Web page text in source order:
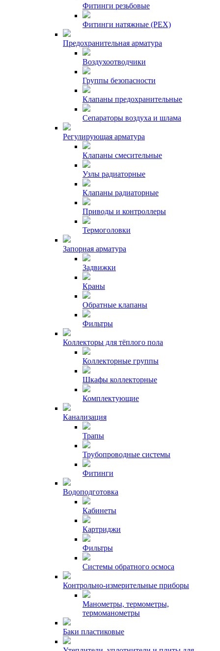
Фитинги резьбовые
Фитинги натяжные (PEX)
Предохранительная арматура
Воздухоотводчики
Группы безопасности
Клапаны предохранительные
Сепараторы воздуха и шлама
Регулирующая арматура
Клапаны смесительные
Узлы радиаторные
Клапаны радиаторные
Приводы и контроллеры
Термоголовки
Запорная арматура
Задвижки
Краны
Обратные клапаны
Фильтры
Коллекторы для тёплого пола
Коллекторные группы
Шкафы коллекторные
Комплектующие
Канализация
Трапы
Трубопроводные системы
Фитинги
Водоподготовка
Кабинеты
Картриджи
Фильтры
Системы обратного осмоса
Контрольно-измерительные приборы
Манометры, термометры,
термоманометры
Баки пластиковые